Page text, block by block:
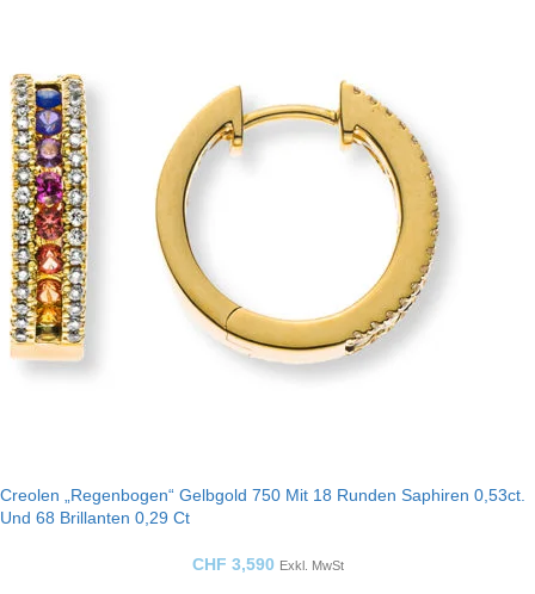
Creolen „Regenbogen“ Gelbgold 750 Mit 18 Runden Saphiren 0,53ct.
Und 68 Brillanten 0,29 Ct
CHF 3,590 Exkl. MwSt